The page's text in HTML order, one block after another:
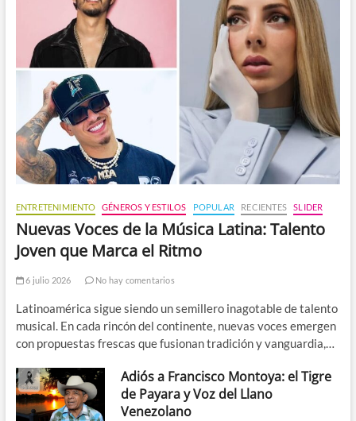
ENTRETENIMIENTO GÉNEROS Y ESTILOS POPULAR RECIENTES SLIDER
Nuevas Voces de la Música Latina: Talento
Joven que Marca el Ritmo
6 julio 2026 No hay comentarios
Latinoamérica sigue siendo un semillero inagotable de talento
musical. En cada rincón del continente, nuevas voces emergen
con propuestas frescas que fusionan tradición y vanguardia,…
Adiós a Francisco Montoya: el Tigre
de Payara y Voz del Llano
Venezolano